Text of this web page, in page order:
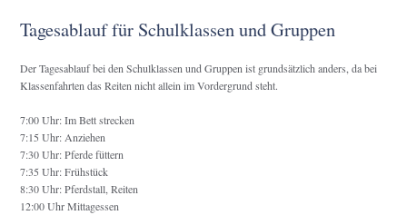
Tagesablauf für Schulklassen und Gruppen
Der Tagesablauf bei den Schulklassen und Gruppen ist grundsätzlich anders, da bei
Klassenfahrten das Reiten nicht allein im Vordergrund steht.
7:00 Uhr: Im Bett strecken
7:15 Uhr: Anziehen
7:30 Uhr: Pferde füttern
7:35 Uhr: Frühstück
8:30 Uhr: Pferdstall, Reiten
12:00 Uhr Mittagessen